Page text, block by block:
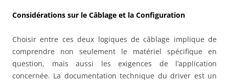
Considérations sur le Câblage et la Configuration
Choisir entre ces deux logiques de câblage implique de
comprendre non seulement le matériel spécifique en
question, mais aussi les exigences de l’application
concernée. La documentation technique du driver est un